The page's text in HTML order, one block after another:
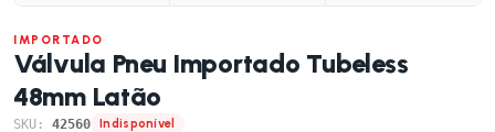
IMPORTADO
Válvula Pneu Importado Tubeless
48mm Latão
SKU: 42560 Indisponível